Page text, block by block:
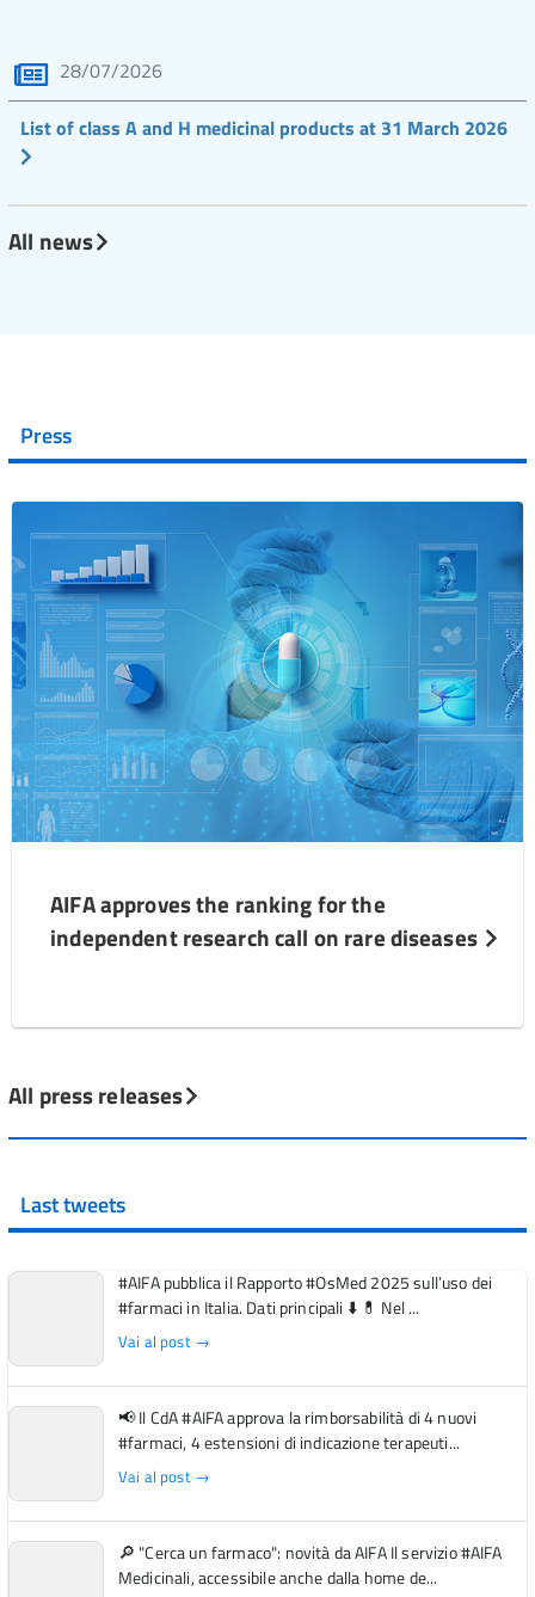
28/07/2026
List of class A and H medicinal products at 31 March 2026
All news
Press
AIFA approves the ranking for the
independent research call on rare diseases
All press releases
Last tweets
#AIFA pubblica il Rapporto #OsMed 2025 sull’uso dei
#farmaci in Italia. Dati principali ⬇️ 💊 Nel ...
Vai al post →
📢 Il CdA #AIFA approva la rimborsabilità di 4 nuovi
#farmaci, 4 estensioni di indicazione terapeuti...
Vai al post →
🔎 "Cerca un farmaco": novità da AIFA Il servizio #AIFA
Medicinali, accessibile anche dalla home de...